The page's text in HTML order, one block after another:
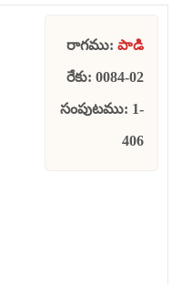
రాగము: పాడి
రేకు: 0084-02
సంపుటము: 1-
406